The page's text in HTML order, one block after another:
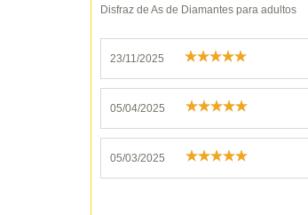
Disfraz de As de Diamantes para adultos
23/11/2025
05/04/2025
05/03/2025